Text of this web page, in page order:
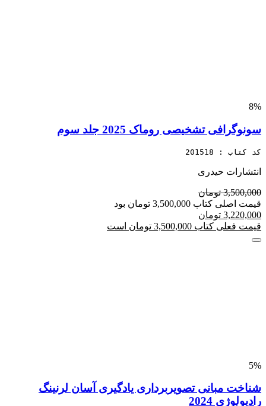
8%
سونوگرافی تشخیصی روماک 2025 جلد سوم
کد کتاب : 201518
انتشارات حیدری
3,500,000 تومان
قیمت اصلی کتاب 3,500,000 تومان بود
3,220,000 تومان
قیمت فعلی کتاب 3,500,000 تومان است
5%
شناخت مبانی تصویربرداری یادگیری آسان لرنینگ
رادیولوژی 2024